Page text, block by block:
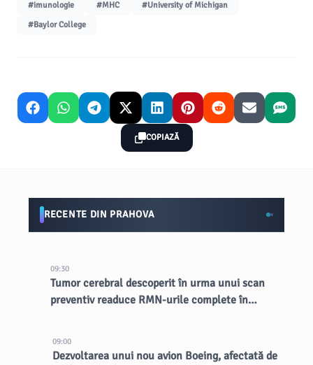
#imunologie #MHC
#University of Michigan
#Baylor College
COPIAZĂ
RECENTE DIN PRAHOVA
09:30
Tumor cerebral descoperit în urma unui scan
preventiv readuce RMN-urile complete în
09:00
Dezvoltarea unui nou avion Boeing, afectată de